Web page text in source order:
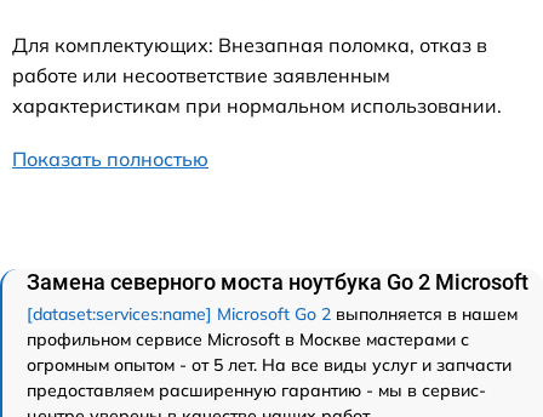
Для комплектующих: Внезапная поломка, отказ в
работе или несоответствие заявленным
характеристикам при нормальном использовании.
Показать полностью
Замена северного моста ноутбука Go 2 Microsoft
[dataset:services:name] Microsoft Go 2 выполняется в нашем
профильном сервисе Microsoft в Москве мастерами с
огромным опытом - от 5 лет. На все виды услуг и запчасти
предоставляем расширенную гарантию - мы в сервис-